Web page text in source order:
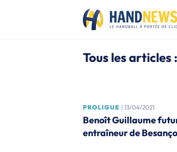
Tous les articles
PROLIGUE | 13/04/2021
Benoît Guillaume
entraîneur de